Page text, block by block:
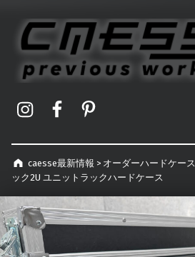
caesse最新情報 > オーダーハードケース
ック2U ユニットラックハードケース